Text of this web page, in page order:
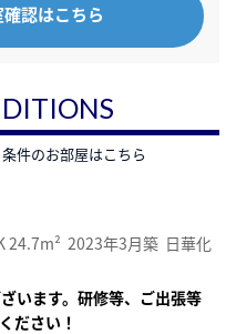
認はこちら
件のお部屋はこちら
24.7m² 2023年3月築 日華化
います。研修等、ご出張等
ださい！